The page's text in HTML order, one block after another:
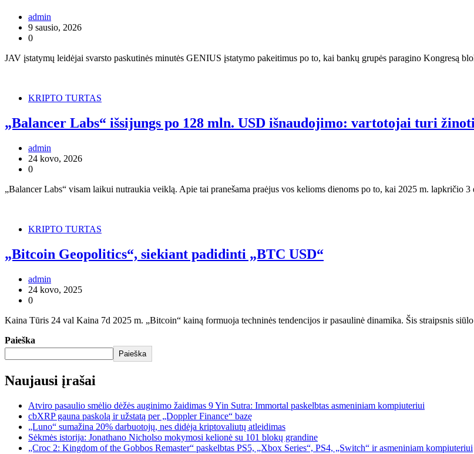
admin
9 sausio, 2026
0
JAV įstatymų leidėjai svarsto paskutinės minutės GENIUS įstatymo pakeitimus po to, kai bankų grupės paragino Kongresą
KRIPTO TURTAS
„Balancer Labs“ išsijungs po 128 mln. USD išnaudojimo: vartotojai turi žinoti
admin
24 kovo, 2026
0
„Balancer Labs“ visam laikui nutraukia veiklą. Apie tai pranešama praėjus vos kelioms dienoms po to, kai 2025 m. lapkričio
KRIPTO TURTAS
„Bitcoin Geopolitics“, siekiant padidinti „BTC USD“
admin
24 kovo, 2025
0
Kaina Tūris 24 val Kaina 7d 2025 m. „Bitcoin“ kainą formuoja techninės tendencijos ir pasaulinė dinamika. Šis straipsnis
Paieška
Paieška
Naujausi įrašai
Atviro pasaulio smėlio dėžės auginimo žaidimas 9 Yin Sutra: Immortal paskelbtas asmeniniam kompiuteriui
cbXRP gauna paskolą ir užstatą per „Doppler Finance“ bazę
„Luno“ sumažina 20% darbuotojų, nes didėja kriptovaliutų atleidimas
Sėkmės istorija: Jonathano Nicholso mokymosi kelionė su 101 blokų grandine
„Croc 2: Kingdom of the Gobbos Remaster“ paskelbtas PS5, „Xbox Series“, PS4, „Switch“ ir asmeniniam kompiuteriui